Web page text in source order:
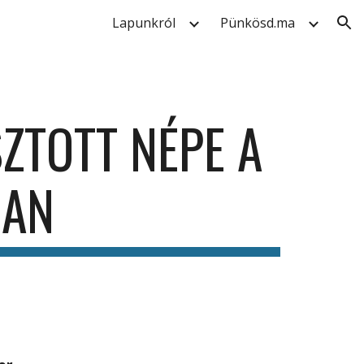
Lapunkról Pünkösd.ma
NÉPE A